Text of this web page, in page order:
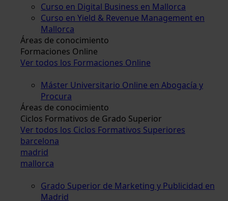
Curso en Digital Business en Mallorca
Curso en Yield & Revenue Management en
Mallorca
Áreas de conocimiento
Formaciones Online
Ver todos los Formaciones Online
Máster Universitario Online en Abogacía y
Procura
Áreas de conocimiento
Ciclos Formativos de Grado Superior
Ver todos los Ciclos Formativos Superiores
barcelona
madrid
mallorca
Grado Superior de Marketing y Publicidad en
Madrid